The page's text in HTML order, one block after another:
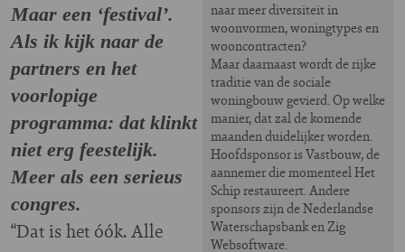
naar meer diversiteit in
woonvormen, woningtypes en
wooncontracten?
Maar daarnaast wordt de rijke
traditie van de sociale
woningbouw gevierd. Op welke
manier, dat zal de komende
maanden duidelijker worden.
Hoofdsponsor is Vastbouw, de
aannemer die momenteel Het
Schip restaureert. Andere
sponsors zijn de Nederlandse
Waterschapsbank en Zig
Websoftware.
Maar een ‘festival’.
Als ik kijk naar de
partners en het
voorlopige
programma: dat klinkt
niet erg feestelijk.
Meer als een serieus
congres.
“Dat is het óók. Alle